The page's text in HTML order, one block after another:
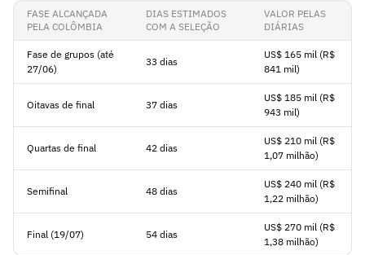
FASE ALCANÇADA
PELA COLÔMBIA
DIAS ESTIMADOS
COM A SELEÇÃO
VALOR PELAS
DIÁRIAS
Fase de grupos (até
27/06)
33 dias
US$ 165 mil (R$
841 mil)
Oitavas de final 37 dias
US$ 185 mil (R$
943 mil)
Quartas de final 42 dias
US$ 210 mil (R$
1,07 milhão)
Semifinal 48 dias
US$ 240 mil (R$
1,22 milhão)
Final (19/07) 54 dias
US$ 270 mil (R$
1,38 milhão)